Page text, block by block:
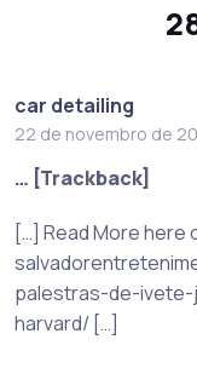
car detailing
22 de novembro de
… [Trackback]
[…] Read More here
palestras-de-
harvard/ […]